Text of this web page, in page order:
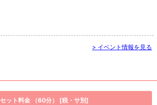
> イベント情報を見る
セット料金 （60分） [税・サ別]